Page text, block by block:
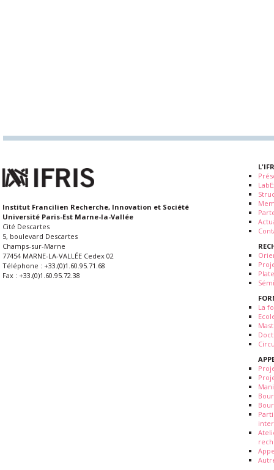
Institut Francilien Recherche, Innovation et Société
Université Paris-Est Marne-la-Vallée
Cité Descartes
5, boulevard Descartes
Champs-sur-Marne
77454 MARNE-LA-VALLÉE Cedex 02
Téléphone : +33.(0)1.60.95.71.68
Fax : +33.(0)1.60.95.72.38
La